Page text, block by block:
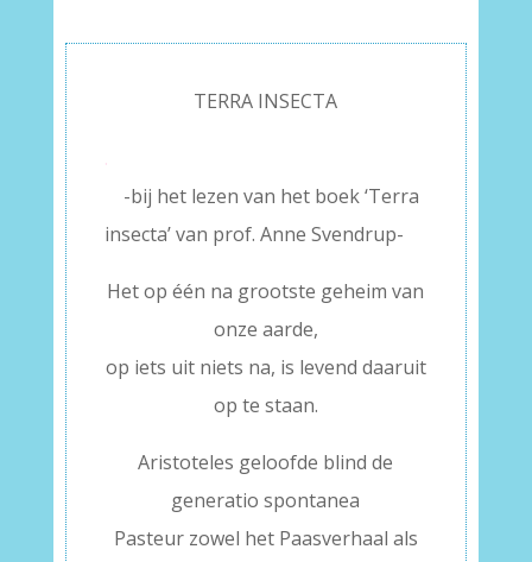
TERRA INSECTA
.
-bij het lezen van het boek ‘Terra
insecta’ van prof. Anne Svendrup-
Het op één na grootste geheim van
onze aarde,
op iets uit niets na, is levend daaruit
op te staan.
Aristoteles geloofde blind de
generatio spontanea
Pasteur zowel het Paasverhaal als